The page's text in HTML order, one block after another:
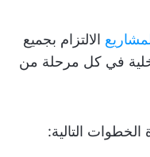
الالتزام بجميع
في كل مرحلة من
التالية: